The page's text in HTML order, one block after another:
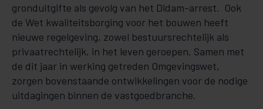
gronduitgifte als gevolg van het Didam-arrest. Ook
de Wet kwaliteitsborging voor het bouwen heeft
nieuwe regelgeving, zowel bestuursrechtelijk als
privaatrechtelijk, in het leven geroepen. Samen met
de dit jaar in werking getreden Omgevingswet,
zorgen bovenstaande ontwikkelingen voor de nodige
uitdagingen binnen de vastgoedbranche.